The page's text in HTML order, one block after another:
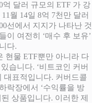
억 달러 규모의 ETF 가 강
월 14일 8억 7천만 달러
선에서 지지가 나타난 것
이 여전히 ‘매수 후 보유’
다.
현물 ETF뿐만 아니라 다
습니다. ‘비트코인 커버
대표적입니다. 커버드콜
락장에서 ‘수익률을 방
상품입니다. 이러한 제